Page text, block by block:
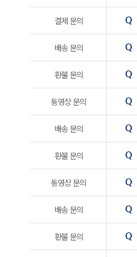
결제 문의
배송 문의
환불 문의
동영상 문의
배송 문의
환불 문의
동영상 문의
배송 문의
환불 문의